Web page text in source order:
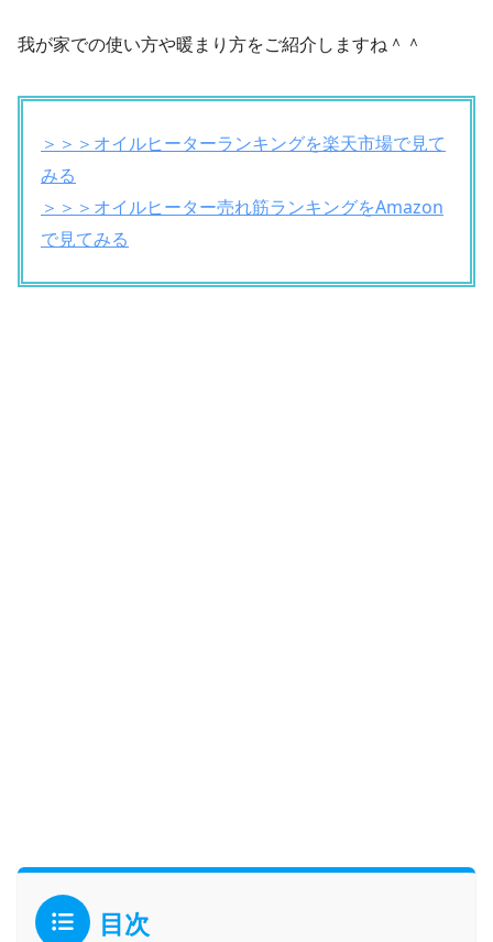
我が家での使い方や暖まり方をご紹介しますね＾＾
＞＞＞オイルヒーターランキングを楽天市場で見て
みる
＞＞＞オイルヒーター売れ筋ランキングをAmazon
で見てみる
目次